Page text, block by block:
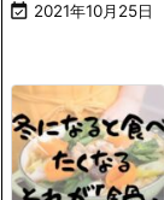
 2021年10月25日